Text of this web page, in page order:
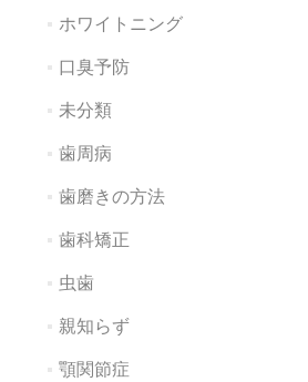
ホワイトニング
口臭予防
未分類
歯周病
歯磨きの方法
歯科矯正
虫歯
親知らず
顎関節症